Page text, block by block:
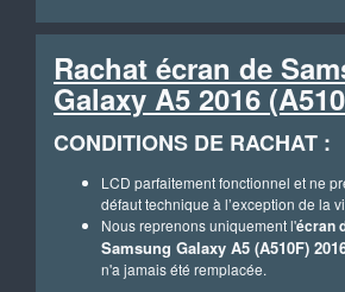
Rachat écran de
Galaxy A5 2016
CONDITIONS DE RACHAT :
LCD parfaitement fonctionnel et ne
défaut technique à l’exception de la
Nous reprenons uniquement l'écran
Samsung Galaxy A5 (A510F)
n'a jamais été remplacée.